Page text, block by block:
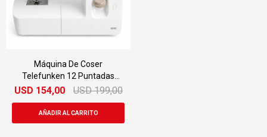
Máquina De Coser
Telefunken 12 Puntadas
Tlfeco 590
USD 154,00 USD 199,00